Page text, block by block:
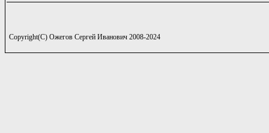
Copyright(C) Ожегов Сергей Иванович 2008-2024